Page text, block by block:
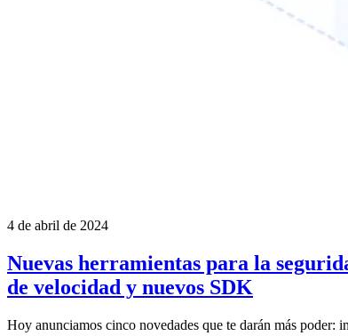
4 de abril de 2024
Nuevas herramientas para la
de velocidad y nuevos SDK
Hoy anunciamos cinco novedades que te darán más